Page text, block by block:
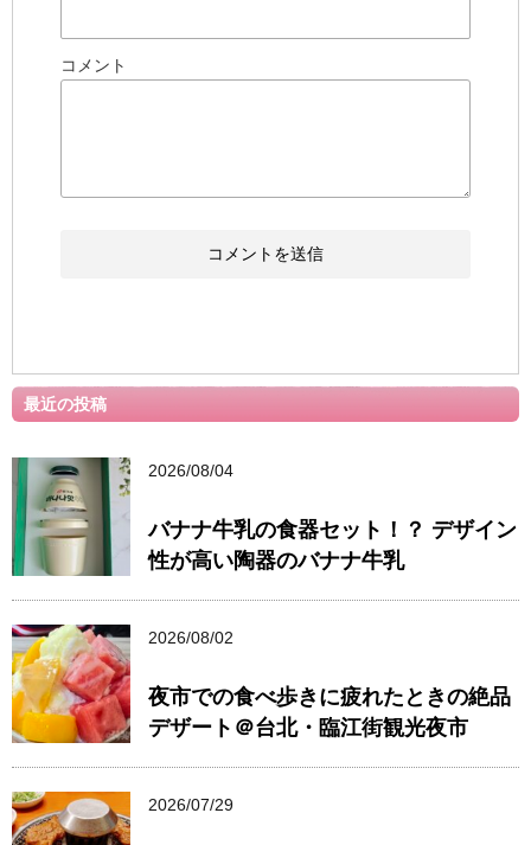
コメント
最近の投稿
2026/08/04
バナナ牛乳の食器セット！？ デザイン
性が高い陶器のバナナ牛乳
2026/08/02
夜市での食べ歩きに疲れたときの絶品
デザート＠台北・臨江街観光夜市
2026/07/29